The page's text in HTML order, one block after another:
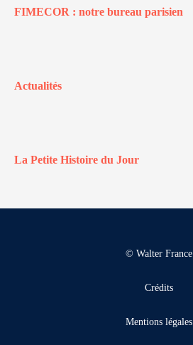
FIMECOR : notre bureau parisien
Actualités
La Petite Histoire du Jour
© Walter France
Crédits
Mentions légales